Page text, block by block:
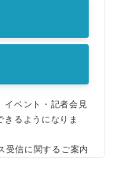
イベント・記者会見
きるようになりま
受信に関するご案内